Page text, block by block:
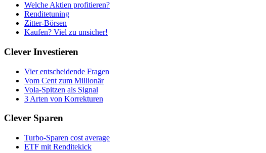
Welche Aktien profitieren?
Renditetuning
Zitter-Börsen
Kaufen? Viel zu unsicher!
Clever Investieren
Vier entscheidende Fragen
Vom Cent zum Millionär
Vola-Spitzen als Signal
3 Arten von Korrekturen
Clever Sparen
Turbo-Sparen cost average
ETF mit Renditekick